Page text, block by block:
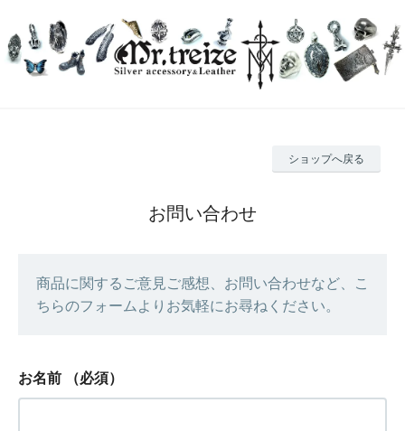
ショップへ戻る
お問い合わせ
商品に関するご意見ご感想、お問い合わせなど、こ
ちらのフォームよりお気軽にお尋ねください。
お名前 （必須）